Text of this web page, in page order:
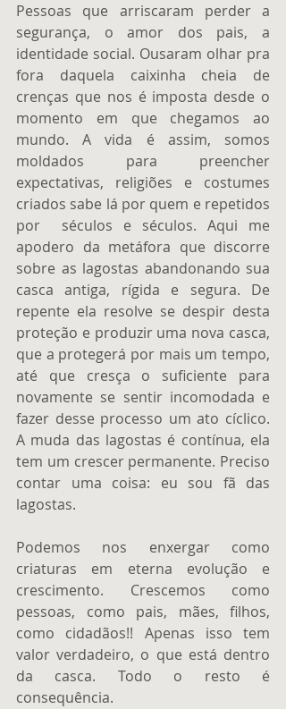
Pessoas que arriscaram perder a
segurança, o amor dos pais, a
identidade social. Ousaram olhar pra
fora daquela caixinha cheia de
crenças que nos é imposta desde o
momento em que chegamos ao
mundo. A vida é assim, somos
moldados para preencher
expectativas, religiões e costumes
criados sabe lá por quem e repetidos
por  séculos e séculos. Aqui me
apodero da metáfora que discorre
sobre as lagostas abandonando sua
casca antiga, rígida e segura. De
repente ela resolve se despir desta
proteção e produzir uma nova casca,
que a protegerá por mais um tempo,
até que cresça o suficiente para
novamente se sentir incomodada e
fazer desse processo um ato cíclico.
A muda das lagostas é contínua, ela
tem um crescer permanente. Preciso
contar uma coisa: eu sou fã das
lagostas.
Podemos nos enxergar como
criaturas em eterna evolução e
crescimento. Crescemos como
pessoas, como pais, mães, filhos,
como cidadãos!! Apenas isso tem
valor verdadeiro, o que está dentro
da casca. Todo o resto é
consequência.